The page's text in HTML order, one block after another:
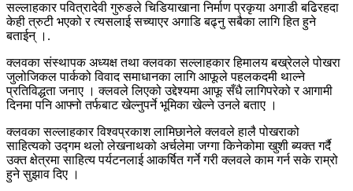
सल्लाहकार पवित्रादेवी गुरुङले चिडियाखाना निर्माण प्रकृया अगाडी बढिरहदा
केही त्रुटी भएको र त्यसलाई सच्याएर अगाडि बढ्नु सबैका लागि हित हुने
बताईन् ।.
क्लवका संस्थापक अध्यक्ष तथा क्लवका सल्लाहकार हिमालय बख्रेलले पोखरा
जुलोजिकल पार्कको विवाद समाधानका लागि आफूले पहलकदमी थाल्ने
प्रतिविद्धता जनाए । क्लवले लिएको उद्देश्यमा आफू सँधै लागिपरेको र आगामी
दिनमा पनि आफ्नो तर्फबाट खेल्नुपर्ने भूमिका खेल्ने उनले बताए ।
क्लवका सल्लाहकार विश्वप्रकाश लामिछानेले क्लवले हालै पोखराको
साहित्यको उद्गम थलो लेखनाथको अर्चलेमा जग्गा किनेकोमा खुशी ब्यक्त गर्दै
उक्त क्षेत्रमा साहित्य पर्यटनलाई आकर्षित गर्ने गरी क्लवले काम गर्न सके राम्रो
हुने सुझाव दिए ।